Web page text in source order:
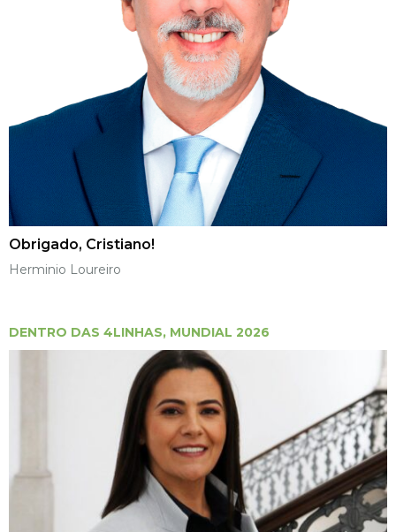
Obrigado, Cristiano!
Herminio Loureiro
DENTRO DAS 4LINHAS, MUNDIAL 2026